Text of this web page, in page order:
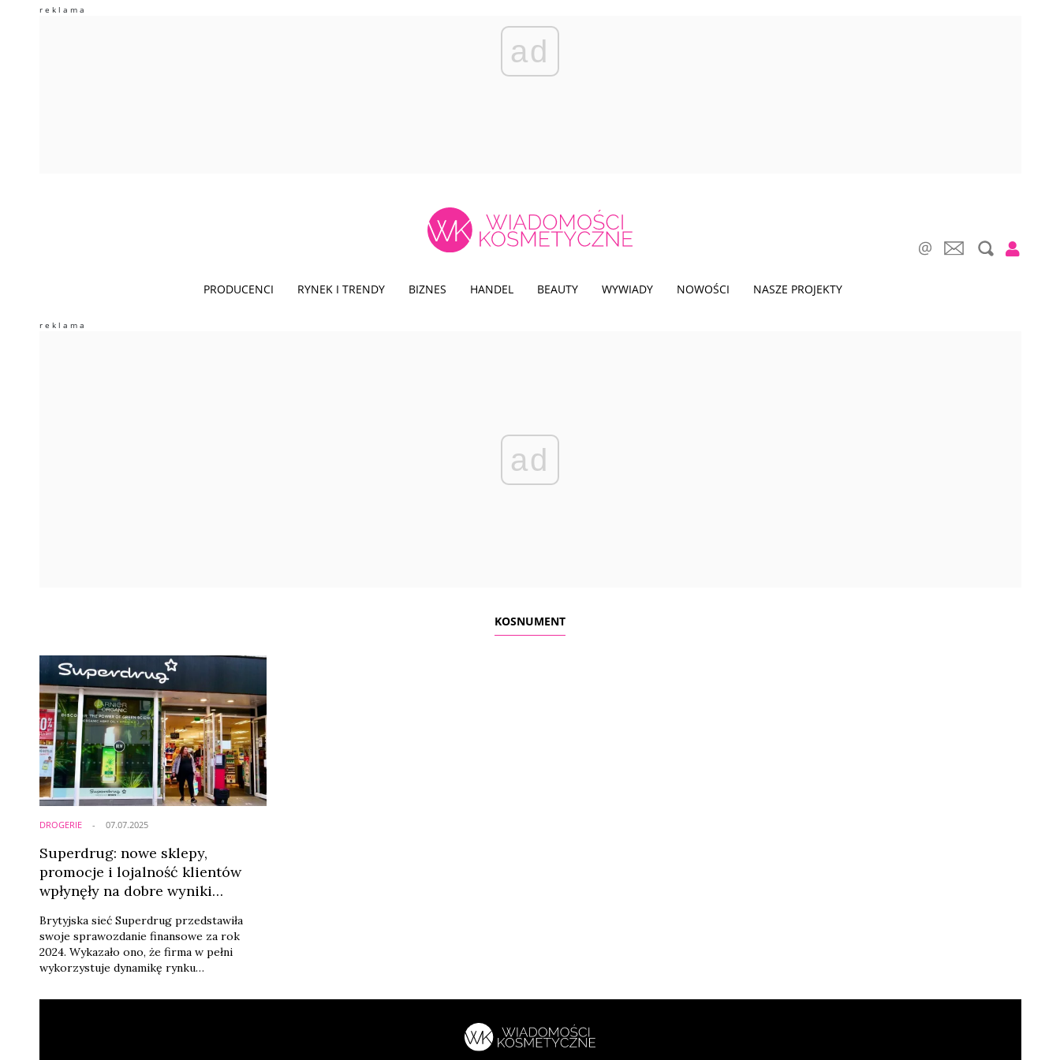
ad
PRODUCENCI RYNEK I TRENDY BIZNES HANDEL BEAUTY WYWIADY NOWOŚCI NASZE PROJEKTY
ad
KOSNUMENT
DROGERIE
Superdrug: nowe sklepy,
promocje i lojalność klientów
wpłynęły na dobre wyniki
Brytyjska sieć Superdrug przedstawiła
swoje sprawozdanie finansowe za rok
2024. Wykazało ono, że firma w pełni
wykorzystuje dynamikę rynku
i inwestycje przełożyły się na wzrost
07.07.2025